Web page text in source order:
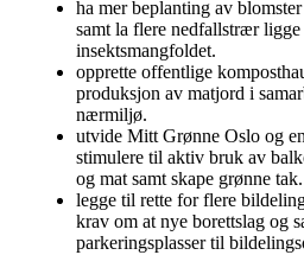
ha mer beplanting av
samt la flere nedfallstrær
insektsmangfoldet.
opprette offentlige
produksjon av matjord i
nærmiljø.
utvide Mitt Grønne Oslo og
stimulere til aktiv bruk av
og mat samt skape grønne tak.
legge til rette for flere
krav om at nye borettslag og
parkeringsplasser til